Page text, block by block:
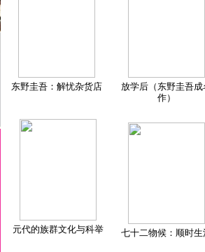
东野圭吾：解忧杂货店
放学后（东野圭吾成
作）
元代的族群文化与科举 七十二物候：顺时生